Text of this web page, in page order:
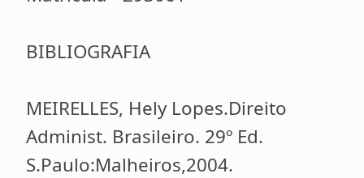
BIBLIOGRAFIA
MEIRELLES, Hely Lopes.Direito
Administ. Brasileiro. 29º Ed.
S.Paulo:Malheiros,2004.